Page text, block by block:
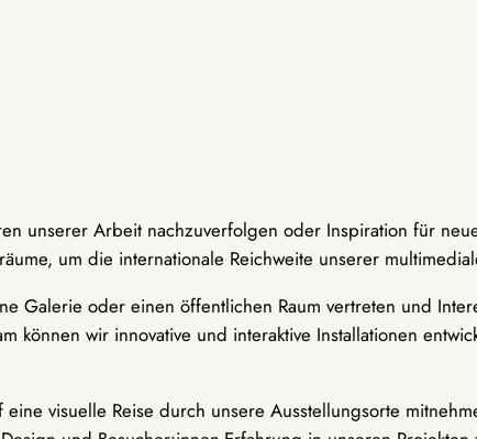
unserer Arbeit nachzuverfolgen oder Inspiration für
um die internationale Reichweite unserer
Galerie oder einen öffentlichen Raum vertreten und
können wir innovative und interaktive Installationen
eine visuelle Reise durch unsere Ausstellungsorte